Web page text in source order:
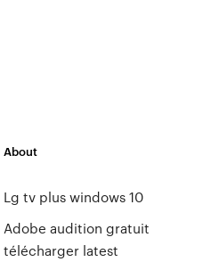
About
Lg tv plus windows 10
Adobe audition gratuit
télécharger latest